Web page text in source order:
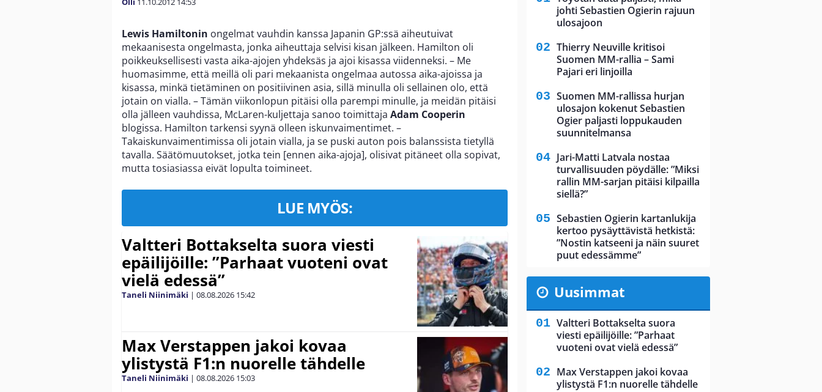
Lewis Hamiltonin ongelmat vauhdin kanssa Japanin GP:ssä aiheutuivat
mekaanisesta ongelmasta, jonka aiheuttaja selvisi kisan jälkeen. Hamilton oli
poikkeuksellisesti vasta aika-ajojen yhdeksäs ja ajoi kisassa viidenneksi. – Me
huomasimme, että meillä oli pari mekaanista ongelmaa autossa aika-ajoissa ja
kisassa, minkä tietäminen on positiivinen asia, sillä minulla oli sellainen olo, että
jotain on vialla. – Tämän viikonlopun pitäisi olla parempi minulle, ja meidän pitäisi
olla jälleen vauhdissa, McLaren-kuljettaja sanoo toimittaja Adam Cooperin
blogissa. Hamilton tarkensi syynä olleen iskunvaimentimet. –
Takaiskunvaimentimissa oli jotain vialla, ja se puski auton pois balanssista tietyllä
tavalla. Säätömuutokset, jotka tein [ennen aika-ajoja], olisivat pitäneet olla sopivat,
mutta tosiasiassa eivät lopulta toimineet.
LUE MYÖS:
Valtteri Bottakselta suora viesti
epäilijöille: ”Parhaat vuoteni ovat
vielä edessä”
Taneli Niinimäki | 08.08.2026 15:42
Max Verstappen jakoi kovaa
ylistystä F1:n nuorelle tähdelle
Taneli Niinimäki | 08.08.2026 15:03
johti Sebastien Ogierin rajuun
ulosajoon
Thierry Neuville kritisoi
Suomen MM-rallia – Sami
Pajari eri linjoilla
Suomen MM-rallissa hurjan
ulosajon kokenut Sebastien
Ogier paljasti loppukauden
suunnitelmansa
Jari-Matti Latvala nostaa
turvallisuuden pöydälle: ”Miksi
rallin MM-sarjan pitäisi kilpailla
siellä?”
Sebastien Ogierin kartanlukija
kertoo pysäyttävistä hetkistä:
”Nostin katseeni ja näin suuret
puut edessämme”
Uusimmat
Valtteri Bottakselta suora
viesti epäilijöille: ”Parhaat
vuoteni ovat vielä edessä”
Max Verstappen jakoi kovaa
ylistystä F1:n nuorelle tähdelle